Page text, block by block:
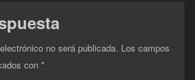
no será publicada. Los campos
con *